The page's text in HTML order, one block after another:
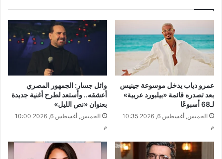
عمرو دياب يدخل موسوعة جينيس
بعد تصدره قائمة «بيلبورد عربية»
لـ68 أسبوعًا
الخميس, أغسطس 6, 2026 10:35
م
وائل جسار: الجمهور المصري
أعشقه.. وأستعد لطرح أغنية جديدة
بعنوان «نص الليل»
الخميس, أغسطس 6, 2026 10:00
م